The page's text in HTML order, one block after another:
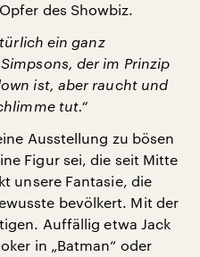
des Showbiz.
ein ganz
der im Prinzip
ist, aber raucht und
tut.“
Ausstellung zu bösen
Figur sei, die seit Mitte
unsere Fantasie, die
bevölkert. Mit der
Auffällig etwa Jack
in „Batman“ oder